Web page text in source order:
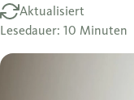
Aktualisiert
Lesedauer: 10 Minuten